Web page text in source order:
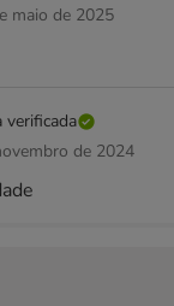
maio de 2025
verificada
de 2024